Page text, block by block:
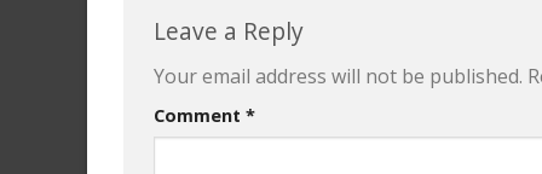
Leave a Reply
Your email address will not be published.
Comment *